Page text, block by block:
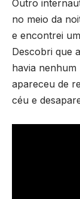
Outro
no meio da
e encontrei
Descobri que
havia
apareceu de
céu e